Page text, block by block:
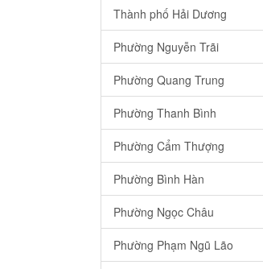
Thành phố Hải Dương
Phường Nguyễn Trãi
Phường Quang Trung
Phường Thanh Bình
Phường Cẩm Thượng
Phường Bình Hàn
Phường Ngọc Châu
Phường Phạm Ngũ Lão